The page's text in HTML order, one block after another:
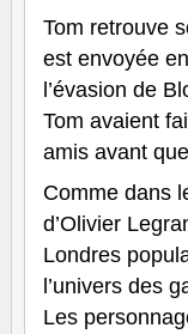
Tom retrouve
est envoyée
l’évasion de
Tom avaient
amis avant
Comme dans
d’Olivier
Londres
l’univers des
Les